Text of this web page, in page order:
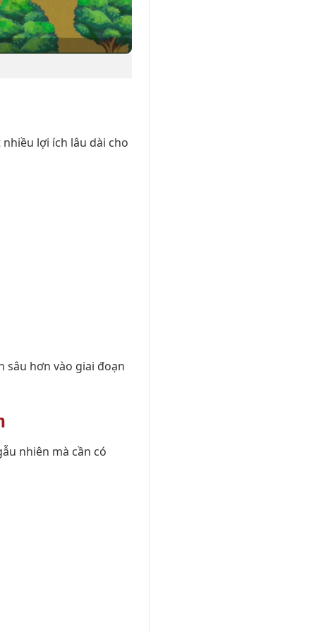
lợi ích lâu dài cho
hơn vào giai đoạn
nhiên mà cần có